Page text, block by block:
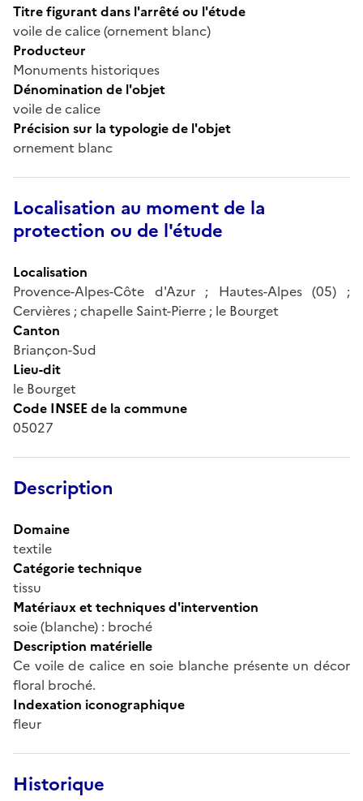
Titre figurant dans l'arrêté ou l'étude
voile de calice (ornement blanc)
Producteur
Monuments historiques
Dénomination de l'objet
voile de calice
Précision sur la typologie de l'objet
ornement blanc
Localisation au moment de la
protection ou de l'étude
Localisation
Provence-Alpes-Côte d'Azur ; Hautes-Alpes (05) ;
Cervières ; chapelle Saint-Pierre ; le Bourget
Canton
Briançon-Sud
Lieu-dit
le Bourget
Code INSEE de la commune
05027
Description
Domaine
textile
Catégorie technique
tissu
Matériaux et techniques d'intervention
soie (blanche) : broché
Description matérielle
Ce voile de calice en soie blanche présente un décor
floral broché.
Indexation iconographique
fleur
Historique